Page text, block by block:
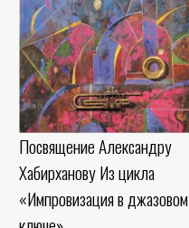
Посвящение Александру
Хабирханову Из цикла
«Импровизация в джазовом